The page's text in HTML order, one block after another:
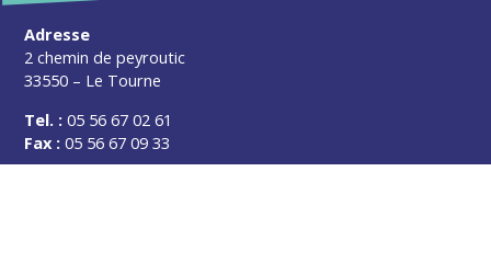
Adresse
2 chemin de peyroutic
33550 – Le Tourne
Tel. : 05 56 67 02 61
Fax : 05 56 67 09 33